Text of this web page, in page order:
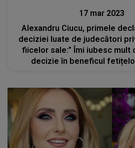
17 mar 2023
Alexandru Ciucu, primele declarații
deciziei luate de judecători
fiicelor sale:” Îmi iubesc mult
decizie în beneficul